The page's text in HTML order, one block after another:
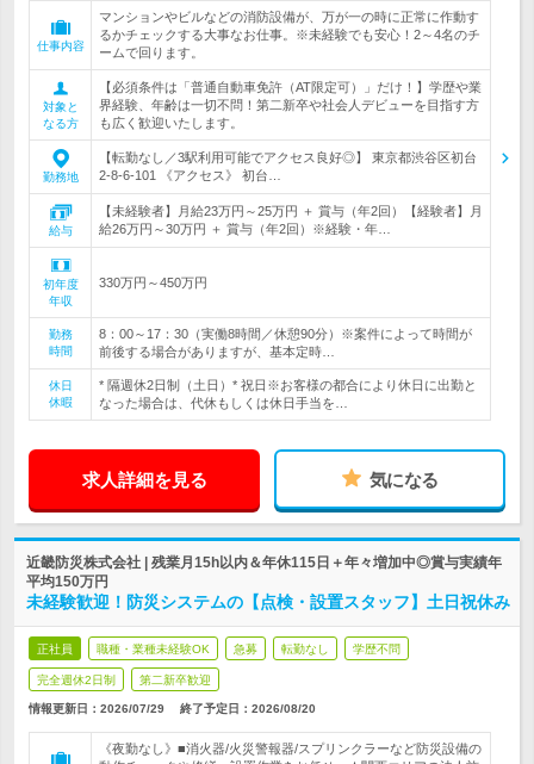
仕事内容
マンションやビルなどの消防設備が、万が一の時に正常に作動す
るかチェックする大事なお仕事。※未経験でも安心！2～4名のチ
ームで回ります。
対象と
なる方
【必須条件は「普通自動車免許（AT限定可）」だけ！】学歴や業
界経験、年齢は一切不問！第二新卒や社会人デビューを目指す方
も広く歓迎いたします。
勤務地
【転勤なし／3駅利用可能でアクセス良好◎】 東京都渋谷区初台
2-8-6-101 《アクセス》 初台…
給与
【未経験者】月給23万円～25万円 ＋ 賞与（年2回）【経験者】月
給26万円～30万円 ＋ 賞与（年2回）※経験・年…
初年度
年収
330万円～450万円
勤務
時間
8：00～17：30（実働8時間／休憩90分）※案件によって時間が
前後する場合がありますが、基本定時…
休日
休暇
* 隔週休2日制（土日）* 祝日※お客様の都合により休日に出勤と
なった場合は、代休もしくは休日手当を…
求人詳細を見る 気になる
近畿防災株式会社 | 残業月15h以内＆年休115日＋年々増加中◎賞与実績年
平均150万円
未経験歓迎！防災システムの【点検・設置スタッフ】土日祝休み
正社員 職種・業種未経験OK 急募 転勤なし 学歴不問
完全週休2日制 第二新卒歓迎
情報更新日：2026/07/29 終了予定日： 2026/08/20
《夜勤なし》■消火器/火災警報器/スプリンクラーなど防災設備の